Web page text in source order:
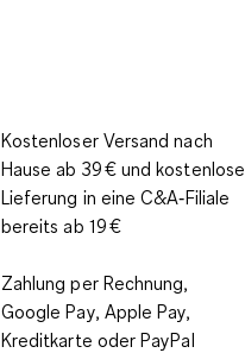
Kostenloser Versand nach
Hause ab 39 € und kostenlose
Lieferung in eine C&A‑Filiale
bereits ab 19 €
Zahlung per Rechnung,
Google Pay, Apple Pay,
Kreditkarte oder PayPal